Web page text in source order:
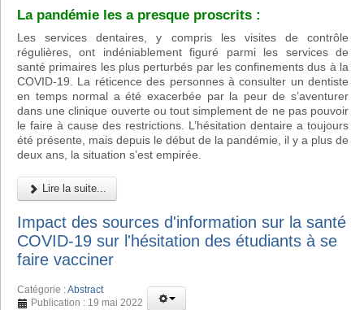
La pandémie les a presque proscrits :
Les services dentaires, y compris les visites de contrôle
régulières, ont indéniablement figuré parmi les services de
santé primaires les plus perturbés par les confinements dus à la
COVID-19. La réticence des personnes à consulter un dentiste
en temps normal a été exacerbée par la peur de s’aventurer
dans une clinique ouverte ou tout simplement de ne pas pouvoir
le faire à cause des restrictions. L’hésitation dentaire a toujours
été présente, mais depuis le début de la pandémie, il y a plus de
deux ans, la situation s’est empirée.
Lire la suite...
Impact des sources d'information sur la santé
COVID-19 sur l'hésitation des étudiants à se
faire vacciner
Catégorie :Abstract
Publication : 19 mai 2022